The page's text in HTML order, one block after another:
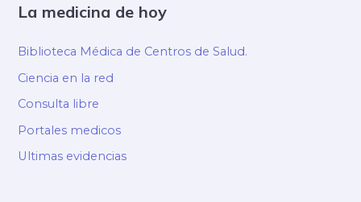
La medicina de hoy
Biblioteca Médica de Centros de Salud.
Ciencia en la red
Consulta libre
Portales medicos
Ultimas evidencias